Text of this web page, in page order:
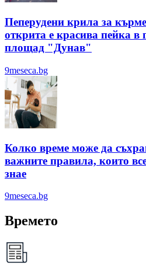
Пеперудени крила за
открита е красива пейка в
площад "Дунав"
9meseca.bg
Колко време може да
важните правила, които
знае
9meseca.bg
Времето